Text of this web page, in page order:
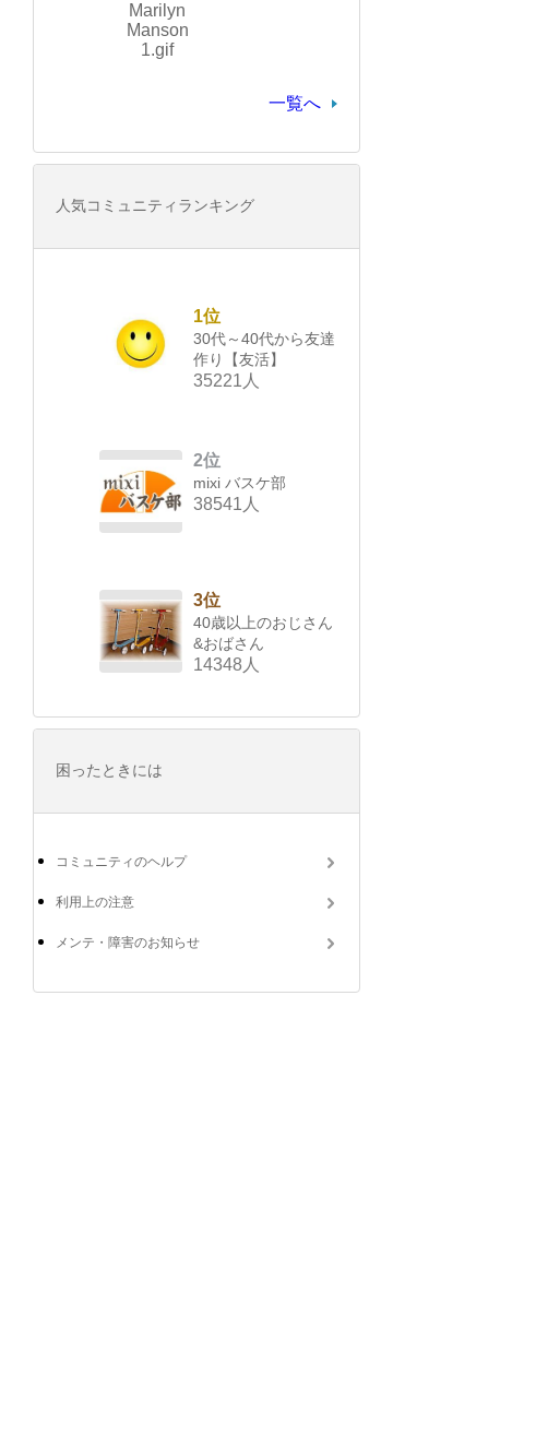
Marilyn
Manson
1.gif
一覧へ
人気コミュニティランキング
1位
30代～40代から友達
作り【友活】
35221人
2位
mixi バスケ部
38541人
3位
40歳以上のおじさん
&おばさん
14348人
困ったときには
コミュニティのヘルプ
利用上の注意
メンテ・障害のお知らせ